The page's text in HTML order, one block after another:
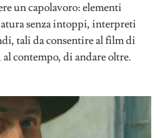
un capolavoro: elementi
senza intoppi, interpreti
tali da consentire al film di
contempo, di andare oltre.